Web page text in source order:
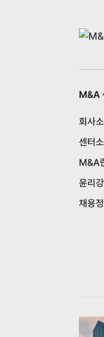
M&A
회사
센터
M&A
윤리
채용